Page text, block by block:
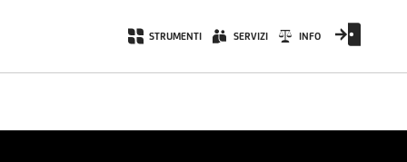
STRUMENTI SERVIZI INFO